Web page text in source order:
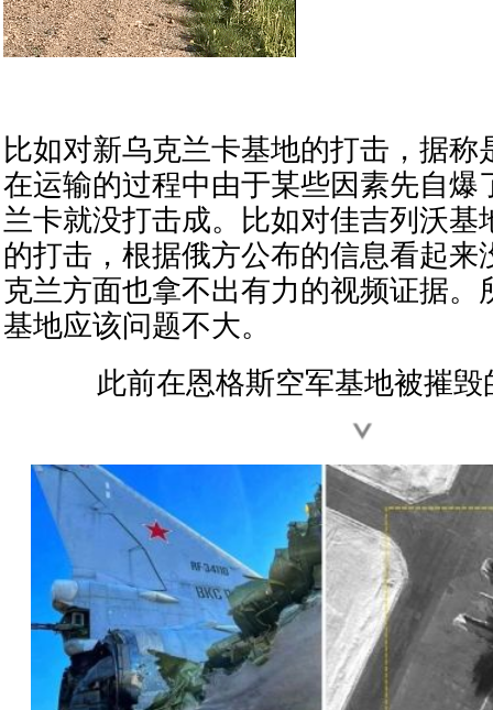
比如对新乌克兰卡基地的打击，据称
在运输的过程中由于某些因素先自爆
兰卡就没打击成。比如对佳吉列沃基
的打击，根据俄方公布的信息看起来
克兰方面也拿不出有力的视频证据。
基地应该问题不大。
此前在恩格斯空军基地被摧毁